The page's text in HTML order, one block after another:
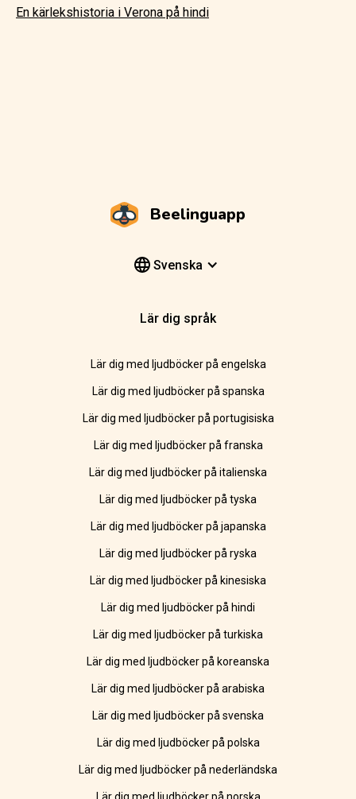
En kärlekshistoria i Verona på hindi
Beelinguapp
Svenska
Lär dig språk
Lär dig med ljudböcker på engelska
Lär dig med ljudböcker på spanska
Lär dig med ljudböcker på portugisiska
Lär dig med ljudböcker på franska
Lär dig med ljudböcker på italienska
Lär dig med ljudböcker på tyska
Lär dig med ljudböcker på japanska
Lär dig med ljudböcker på ryska
Lär dig med ljudböcker på kinesiska
Lär dig med ljudböcker på hindi
Lär dig med ljudböcker på turkiska
Lär dig med ljudböcker på koreanska
Lär dig med ljudböcker på arabiska
Lär dig med ljudböcker på svenska
Lär dig med ljudböcker på polska
Lär dig med ljudböcker på nederländska